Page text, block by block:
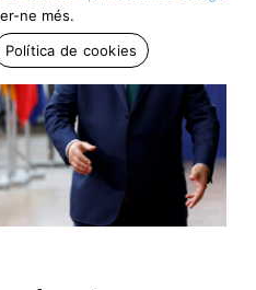
ne més.
Política de cookies